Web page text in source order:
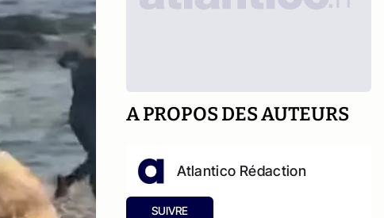
A PROPOS DES AUTEURS
Atlantico Rédaction
SUIVRE